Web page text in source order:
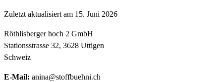
Zuletzt aktualisiert am 15. Juni 2026
Röthlisberger hoch 2 GmbH
Stationsstrasse 32, 3628 Uttigen
Schweiz
E-Mail: anina@stoffbuehni.ch